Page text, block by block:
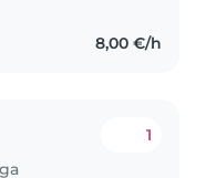
8,00 €/h
1